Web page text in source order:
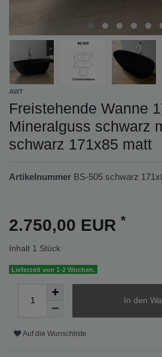
AWT
Freistehende Wanne
Mineralguss schwarz
schwarz 171x85 matt
Artikelnummer BS-505 schwarz
2.750,00 EUR *
Inhalt 1 Stück
Lieferzeit von 1-2 Wochen.
In den
Auf die Wunschliste